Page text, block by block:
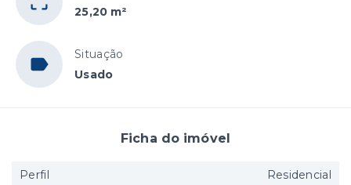
25,20 m²
Situação
Usado
Ficha do imóvel
Perfil
Residencial